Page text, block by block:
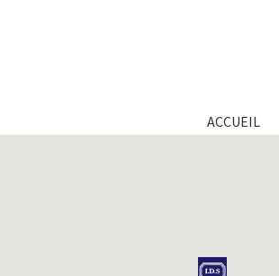
ACCUEIL